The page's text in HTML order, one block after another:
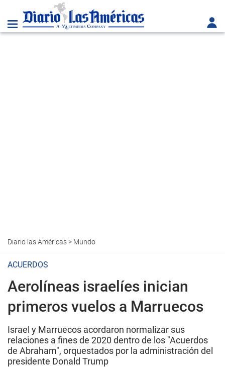
Diario las Américas> Mundo
ACUERDOS
Aerolíneas israelíes inician
primeros vuelos a Marruecos
Israel y Marruecos acordaron normalizar sus
relaciones a fines de 2020 dentro de los "Acuerdos
de Abraham", orquestados por la administración del
presidente Donald Trump